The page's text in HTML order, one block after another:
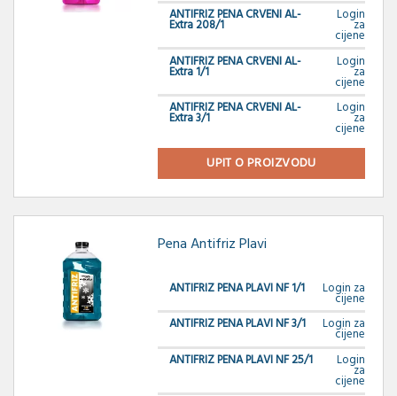
ANTIFRIZ PENA CRVENI AL-
Extra 208/1
Login
za
cijene
ANTIFRIZ PENA CRVENI AL-
Extra 1/1
Login
za
cijene
ANTIFRIZ PENA CRVENI AL-
Extra 3/1
Login
za
cijene
UPIT O PROIZVODU
Pena Antifriz Plavi
ANTIFRIZ PENA PLAVI NF 1/1 Login za
cijene
ANTIFRIZ PENA PLAVI NF 3/1
Login za
cijene
ANTIFRIZ PENA PLAVI NF 25/1
Login
za
cijene